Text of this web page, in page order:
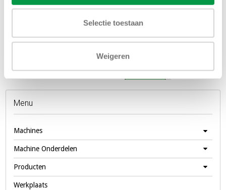
Selectie toestaan
Weigeren
Menu
Machines
Machine Onderdelen
Producten
Werkplaats